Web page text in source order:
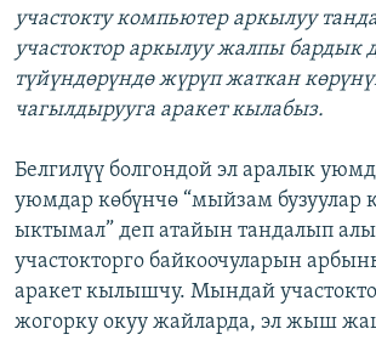
участокту компьютер аркылуу
участоктор аркылуу жалпы бардык
түйүндөрүндө жүрүп жаткан
чагылдырууга аракет кылабыз.
Белгилүү болгондой эл аралык
уюмдар көбүнчө “мыйзам бузуулар
ыктымал” деп атайын тандалып
участокторго байкоочуларын
аракет кылышчу. Мындай
жогорку окуу жайларда, эл жыш